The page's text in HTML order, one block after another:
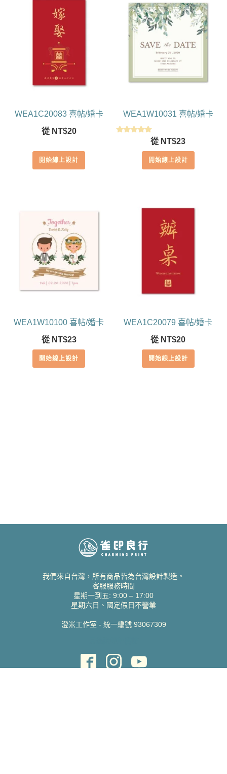
WEA1C20083 喜帖/婚卡
從 NT$20
開始線上設計
WEA1W10031 喜帖/婚卡
滿分 5
從 NT$23
開始線上設計
WEA1W10100 喜帖/婚卡
從 NT$23
開始線上設計
WEA1C20079 喜帖/婚卡
從 NT$20
開始線上設計
我們來自台灣，所有商品皆為台灣設計製造。
客服服務時間
星期一到五: 9:00 – 17:00
星期六日、國定假日不營業
澄米工作室 - 統一編號 93067309